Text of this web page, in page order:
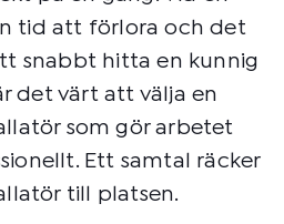
tid att förlora och det
snabbt hitta en kunnig
det värt att välja en
som gör arbetet
Ett samtal räcker
till platsen.